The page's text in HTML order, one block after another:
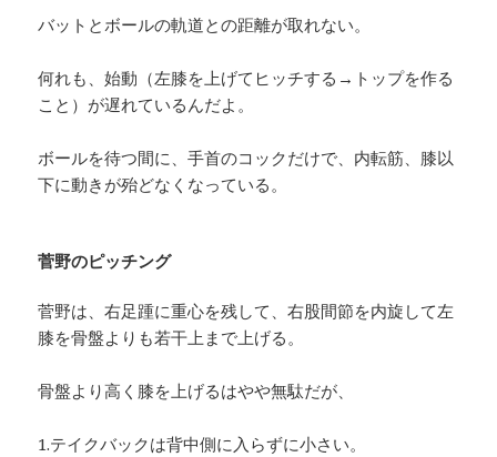
バットとボールの軌道との距離が取れない。
何れも、始動（左膝を上げてヒッチする→トップを作る
こと）が遅れているんだよ。
ボールを待つ間に、手首のコックだけで、内転筋、膝以
下に動きが殆どなくなっている。
菅野のピッチング
菅野は、右足踵に重心を残して、右股間節を内旋して左
膝を骨盤よりも若干上まで上げる。
骨盤より高く膝を上げるはやや無駄だが、
1.テイクバックは背中側に入らずに小さい。